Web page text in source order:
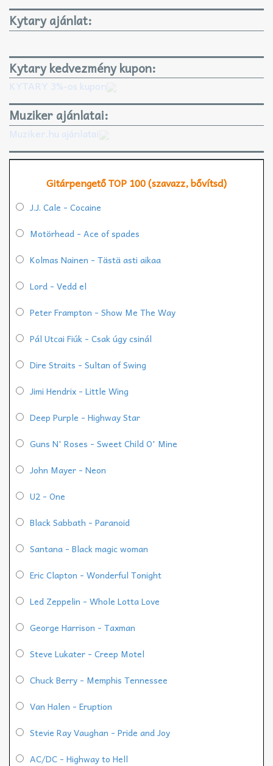
Kytary ajánlat:
Kytary kedvezmény kupon:
KYTARY 3%-os kupon
Muziker ajánlatai:
Muziker.hu ajánlatai
Gitárpengető TOP 100 (szavazz, bővítsd)
J.J. Cale - Cocaine
Motörhead - Ace of spades
Kolmas Nainen - Tästä asti aikaa
Lord - Vedd el
Peter Frampton - Show Me The Way
Pál Utcai Fiúk - Csak úgy csinál
Dire Straits - Sultan of Swing
Jimi Hendrix - Little Wing
Deep Purple - Highway Star
Guns N' Roses - Sweet Child O' Mine
John Mayer - Neon
U2 - One
Black Sabbath - Paranoid
Santana - Black magic woman
Eric Clapton - Wonderful Tonight
Led Zeppelin - Whole Lotta Love
George Harrison - Taxman
Steve Lukater - Creep Motel
Chuck Berry - Memphis Tennessee
Van Halen - Eruption
Stevie Ray Vaughan - Pride and Joy
AC/DC - Highway to Hell